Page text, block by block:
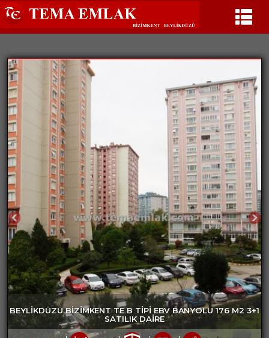
BEYLİKDÜZÜ BİZİMKENT TE B TİPİ EBV BANYOLU 176 M2 3+1
SATILIK DAİRE